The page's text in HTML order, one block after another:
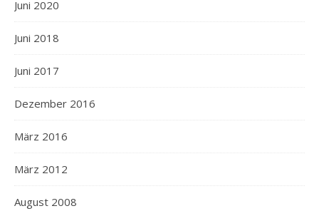
Juni 2020
Juni 2018
Juni 2017
Dezember 2016
März 2016
März 2012
August 2008